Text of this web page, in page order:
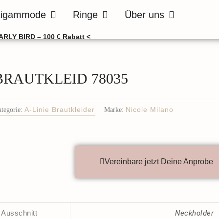
Öffne Bräutigammode
Ringe Öffne RingeÜber uns Öffne Über uns
BIRD – 100 € Rabatt <
78035
A-Linie Brautkleider Marke: Nicole Milano
Vereinbare jetzt Deine Anprobe
Ausschnitt Neckholder